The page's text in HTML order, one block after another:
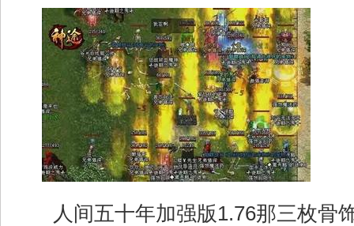
人间五十年加强版1.76那三枚骨